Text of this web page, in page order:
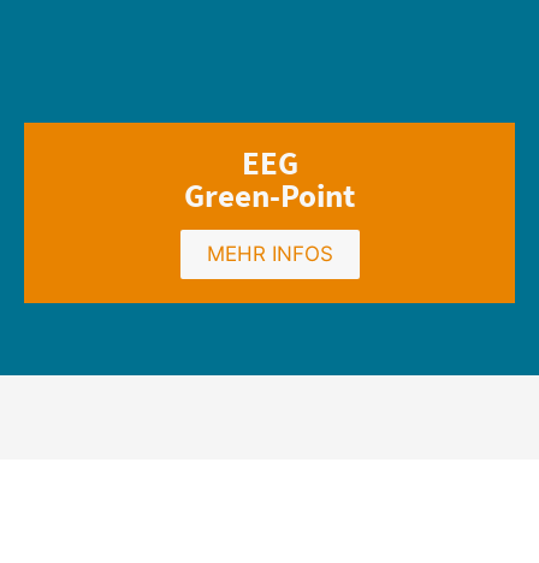
EEG
Green-Point
MEHR INFOS